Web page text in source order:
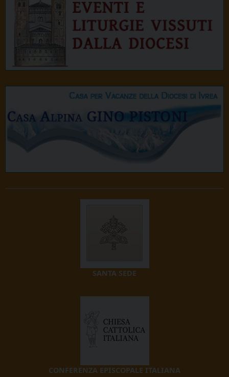
SANTA SEDE
CONFERENZA EPISCOPALE ITALIANA